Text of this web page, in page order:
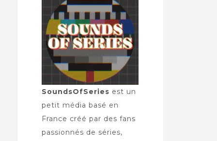
SoundsOfSeries est un
petit média basé en
France créé par des fans
passionnés de séries,